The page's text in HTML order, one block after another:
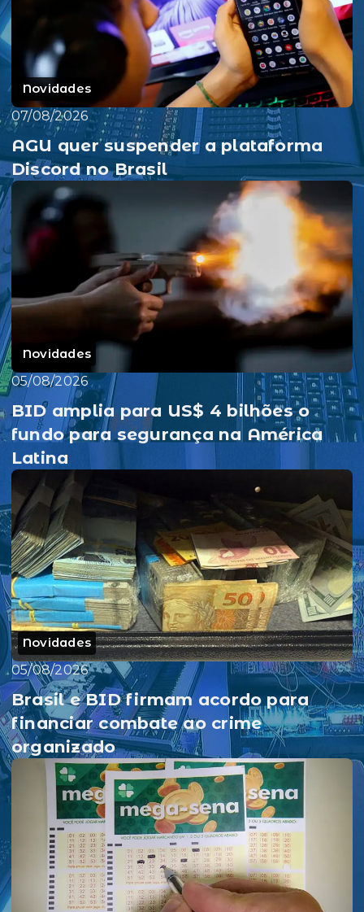
Novidades
07/08/2026
AGU quer suspender a plataforma
Discord no Brasil
Novidades
05/08/2026
BID amplia para US$ 4 bilhões o
fundo para segurança na América
Latina
Novidades
05/08/2026
Brasil e BID firmam acordo para
financiar combate ao crime
organizado